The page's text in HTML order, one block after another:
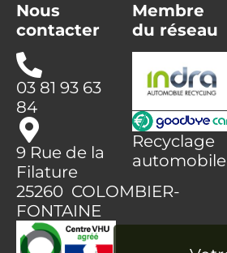
Nous
contacter
03 81 93 63
84
9 Rue de la
Filature
25260 COLOMBIER-
FONTAINE
Membre
du réseau
Recyclage
automobile